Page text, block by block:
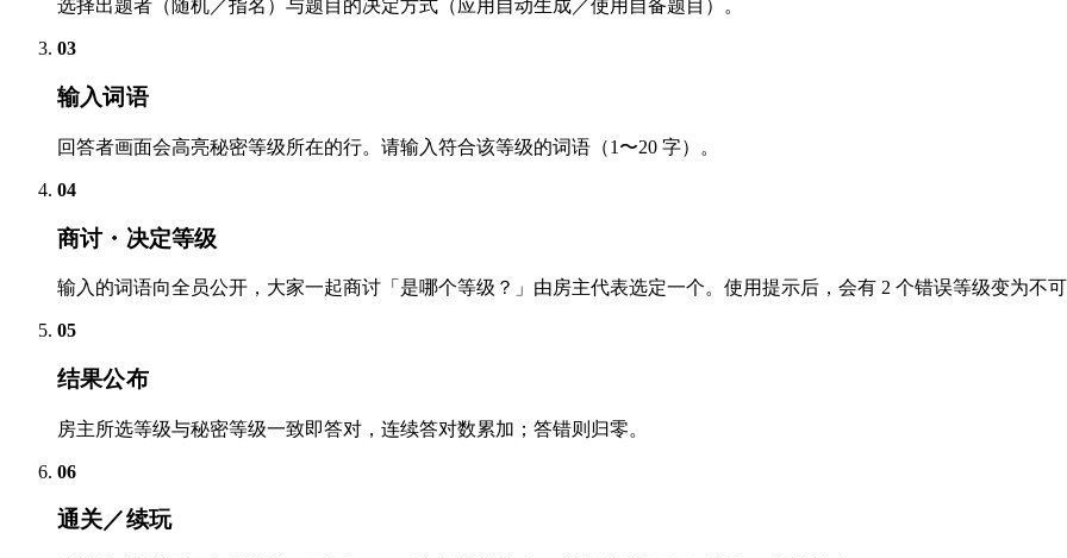
选择出题者（随机／指名）与题目的决定方式（应用自动生成／使用自备题目）。
03
输入词语
回答者画面会高亮秘密等级所在的行。请输入符合该等级的词语（1〜20 字）。
04
商讨・决定等级
输入的词语向全员公开，大家一起商讨「是哪个等级？」由房主代表选定一个。使用提示后，会有 2 个错误等级变为不
05
结果公布
房主所选等级与秘密等级一致即答对，连续答对数累加；答错则归零。
06
通关／续玩